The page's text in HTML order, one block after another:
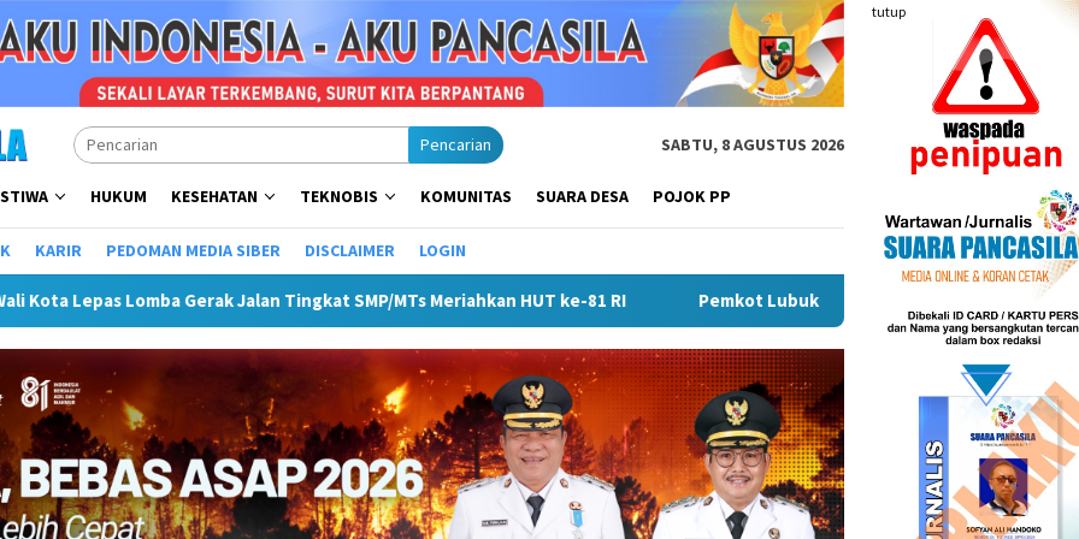
tutup
Pencarian SABTU, 8 AGUSTUS 2026
HUKUM KESEHATAN TEKNOBIS KOMUNITAS SUARA DESA POJOK PP
KARIR PEDOMAN MEDIA SIBER DISCLAIMER LOGIN
Jalan Tingkat SMP/MTs Meriahkan HUT ke-81 RI Pemkot Lubuk Linggau Sosialisasikan Tanda Tangan Elektronik